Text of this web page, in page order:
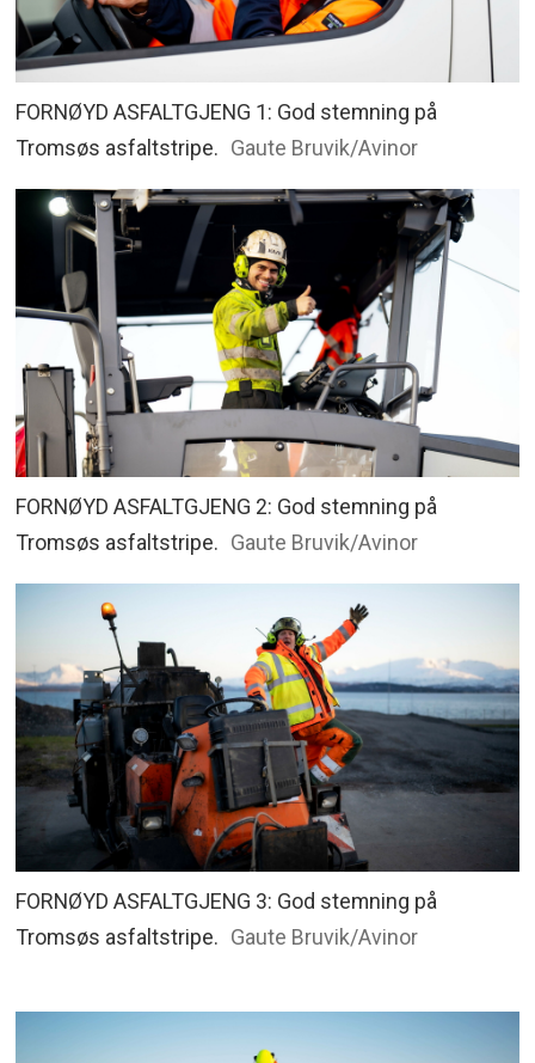
FORNØYD ASFALTGJENG 1: God stemning på
Tromsøs asfaltstripe. Gaute Bruvik/Avinor
FORNØYD ASFALTGJENG 2: God stemning på
Tromsøs asfaltstripe. Gaute Bruvik/Avinor
FORNØYD ASFALTGJENG 3: God stemning på
Tromsøs asfaltstripe. Gaute Bruvik/Avinor